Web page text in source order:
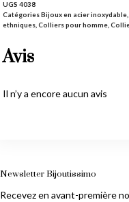
UGS 4038
CatégoriesBijoux en acier inoxydable
ethniques Colliers pour homme
Avis
Il n’y a encore aucun avis
Newsletter Bijoutissimo
Recevez en avant-première